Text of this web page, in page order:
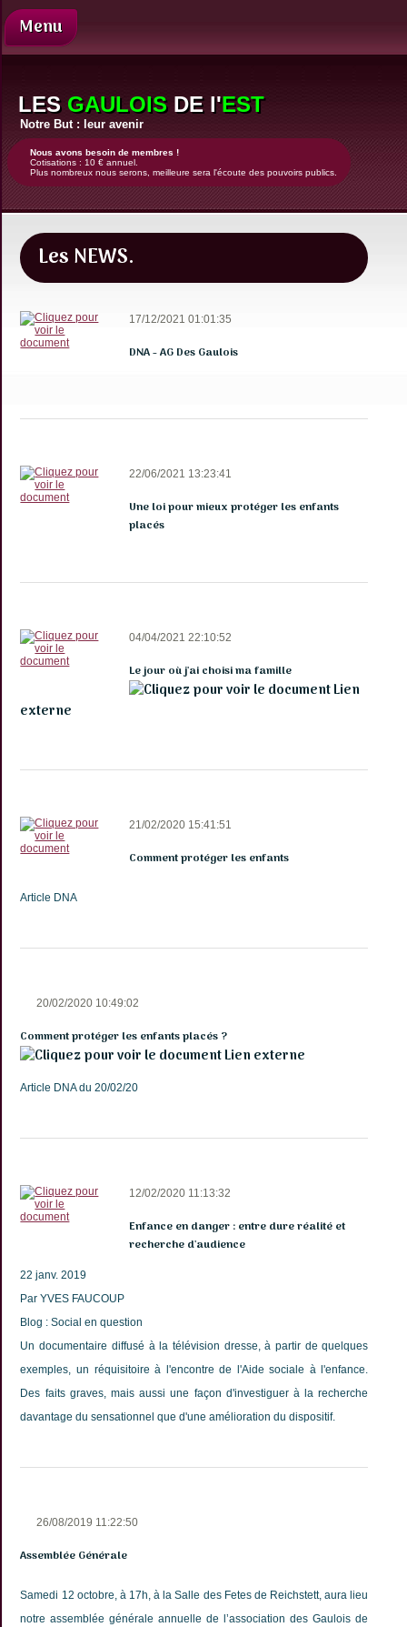
Nos
demandes
Comité
de
direction
Revue
de
presse
Contact
Enfants
Justice
Famille
de
Témoignages
Partenaires
Menu
LES GAULOISDE l'EST
Notre But : leur avenir
Nous avons besoin de membres !
Cotisations : 10 € annuel.
Plus nombreux nous serons, meilleure sera l'écoute des pouvoirs publics.
Les NEWS.
17/12/2021 01:01:35
DNA - AG Des Gaulois
22/06/2021 13:23:41
Une loi pour mieux protéger les enfants
placés
04/04/2021 22:10:52
Le jour où j'ai choisi ma famille
Lien
externe
21/02/2020 15:41:51
Comment protéger les enfants
Article DNA
20/02/2020 10:49:02
Comment protéger les enfants placés ?
Lien externe
Article DNA du 20/02/20
12/02/2020 11:13:32
Enfance en danger : entre dure réalité et
recherche d'audience
22 janv. 2019
Par YVES FAUCOUP
Blog : Social en question
Un documentaire diffusé à la télévision dresse, à partir de quelques
exemples, un réquisitoire à l'encontre de l'Aide sociale à l'enfance.
Des faits graves, mais aussi une façon d'investiguer à la recherche
davantage du sensationnel que d'une amélioration du dispositif.
26/08/2019 11:22:50
Assemblée Générale
Samedi 12 octobre, à 17h, à la Salle des Fetes de Reichstett, aura lieu
notre assemblée générale annuelle de l’association des Gaulois de